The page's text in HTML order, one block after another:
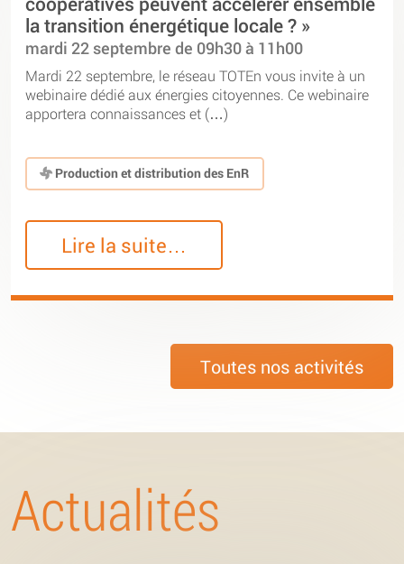
la transition énergétique locale ? »
mardi 22 septembre de 09h30 à 11h00
Mardi 22 septembre, le réseau TOTEn vous invite à un
webinaire dédié aux énergies citoyennes. Ce webinaire
apportera connaissances et (…)
Production et distribution des EnR
Lire la suite…
Toutes nos activités
Actualités